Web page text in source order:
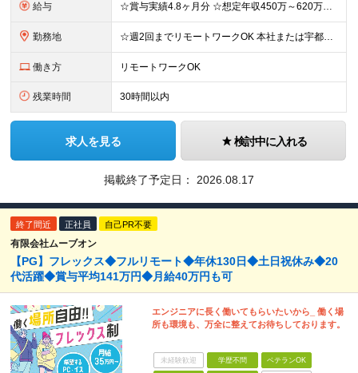
給与 ☆賞与実績4.8ヶ月分 ☆想定年収450万～620万円 月給27万～37万円 ※経験・スキルなどを考慮し、決定します ※残業代全額支給 ※試用期間3ヶ月あり（期間中の待遇・雇用形態に差異はありませ
勤務地 ☆週2回までリモートワークOK 本社または宇都宮サテライトオフィスのいずれかとなります。勤務先は希望を考慮して決定します。 ■本社 埼玉県久喜市江面字大谷1836-1 ■宇都宮サテライトオフィス
働き方 リモートワークOK
残業時間 30時間以内
求人を見る 検討中に入れる
掲載終了予定日： 2026.08.17
終了間近 正社員 自己PR不要
有限会社ムーブオン
【PG】フレックス◆フルリモート◆年休130日◆土日祝休み◆20
代活躍◆賞与平均141万円◆月給40万円も可
エンジニアに長く働いてもらいたいから_ 働く場
所も環境も、万全に整えてお待ちしております。
未経験歓迎 学歴不問 ベテランOK